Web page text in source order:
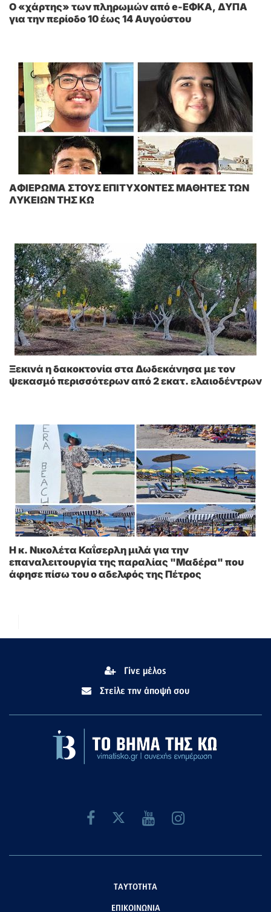
Ο «χάρτης» των πληρωμών από e-ΕΦΚΑ, ΔΥΠΑ
για την περίοδο 10 έως 14 Αυγούστου
AΦΙΕΡΩΜΑ ΣΤΟΥΣ ΕΠΙΤΥΧΟΝΤΕΣ ΜΑΘΗΤΕΣ ΤΩΝ
ΛΥΚΕΙΩΝ ΤΗΣ ΚΩ
Ξεκινά η δακοκτονία στα Δωδεκάνησα με τον
ψεκασμό περισσότερων από 2 εκατ. ελαιοδέντρων
Η κ. Νικολέτα Καΐσερλη μιλά για την
επαναλειτουργία της παραλίας "Μαδέρα" που
άφησε πίσω του ο αδελφός της Πέτρος
Γίνε μέλος
Στείλε την άποψή σου
ΤΑΥΤΟΤΗΤΑ
ΕΠΙΚΟΙΝΩΝΙΑ